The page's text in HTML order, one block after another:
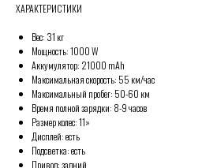
ХАРАКТЕРИСТИКИ
Вес: 31 кг
Мощность: 1000 W
Аккумулятор: 21000 mAh
Максимальная скорость: 55 км/час
Максимальный пробег: 50-60 км
Время полной зарядки: 8-9 часов
Размер колес: 11»
Дисплей: есть
Подсветка: есть
Привод: задний